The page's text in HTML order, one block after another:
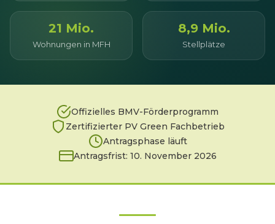
21 Mio.
Wohnungen in MFH
8,9 Mio.
Stellplätze
Offizielles BMV-Förderprogramm
Zertifizierter PV Green Fachbetrieb
Antragsphase läuft
Antragsfrist: 10. November 2026